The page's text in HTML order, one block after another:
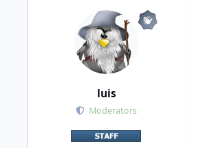
luis
Moderators